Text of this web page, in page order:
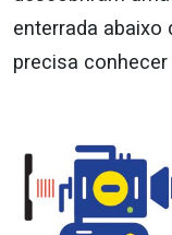
enterrada abaixo
precisa